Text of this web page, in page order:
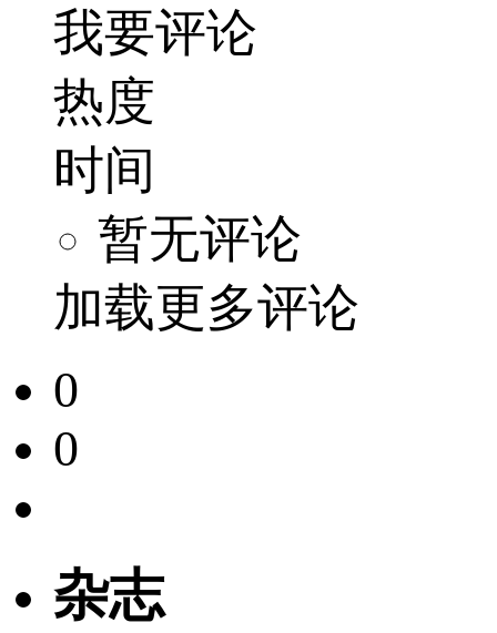
我要评论
热度
时间
暂无评论
加载更多评论
0
0
杂志